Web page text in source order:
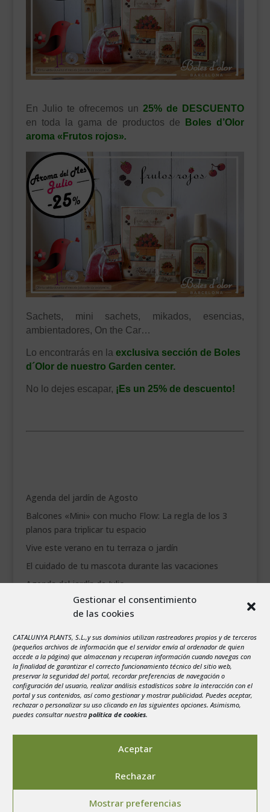
Gestionar el consentimiento
de las cookies
CATALUNYA PLANTS, S.L.,y sus dominios utilizan rastreadores propios y de terceros
(pequeños archivos de información que el servidor envía al ordenador de quien
accede a la página) que almacenan y recuperan información cuando navegas con
la finalidad de garantizar el correcto funcionamiento técnico del sitio web,
preservar la seguridad del portal, recordar preferencias de navegación o
configuración del usuario, realizar análisis estadísticos sobre la interacción con el
portal y sus contenidos, así como gestionar y mostrar publicidad. Puedes aceptar,
rechazar o personalizar su uso clicando en las siguientes opciones. Asimismo,
puedes consultar nuestra política de cookies.
Aceptar
Rechazar
Mostrar preferencias
___________________________
VEURE EN CATALÀ
En Julio te ofrecemos un25% de DESCUENTO
en toda la gama de productos de
Boles d’Olor
aroma «Frutos rojos».
Sachets, mini sachets, mikados, esencias,
ambientadores, On the Car…
Lo encontrarás en la exclusiva sección de Boles
d´Olor de nuestro Garden center.
No lo dejes escapar, ¡Es un 25% de descuento!
Agenda del jardín de Agosto
Balcones «Mini» con mucho Flow: La regla de los 3
planos para triplicar tu espacio
Vive este verano en tu terraza o jardín
El cuidado de tu mascota durante las vacaciones
Agenda del jardín de Julio
agosto 2026
1
2
3
4 5 6 7 8
9
10
11 12 13 14 15
16
17
18 19 20 21 22
23
24
25 26 27
31